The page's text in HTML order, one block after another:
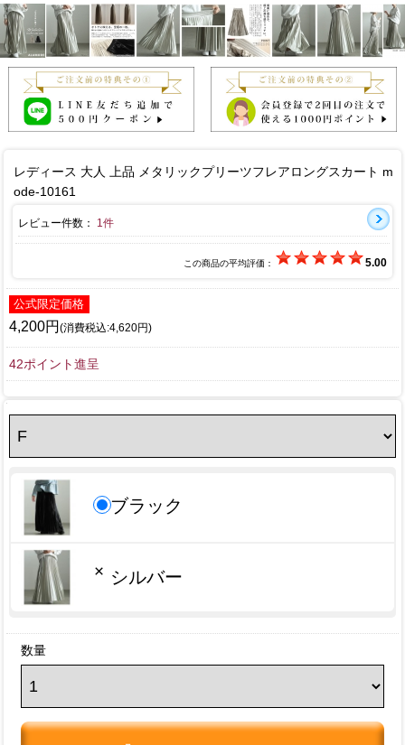
レディース 大人 上品 メタリックプリーツフレアロングスカート m
ode-10161
レビュー件数： 1件
この商品の平均評価： 5.00
公式限定価格
4,200円 (消費税込:4,620円)
42ポイント進呈
ブラック
× シルバー
数量